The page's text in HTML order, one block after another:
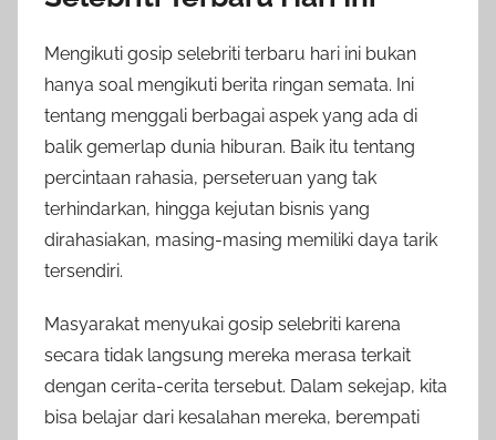
Mengikuti gosip selebriti terbaru hari ini bukan
hanya soal mengikuti berita ringan semata. Ini
tentang menggali berbagai aspek yang ada di
balik gemerlap dunia hiburan. Baik itu tentang
percintaan rahasia, perseteruan yang tak
terhindarkan, hingga kejutan bisnis yang
dirahasiakan, masing-masing memiliki daya tarik
tersendiri.
Masyarakat menyukai gosip selebriti karena
secara tidak langsung mereka merasa terkait
dengan cerita-cerita tersebut. Dalam sekejap, kita
bisa belajar dari kesalahan mereka, berempati